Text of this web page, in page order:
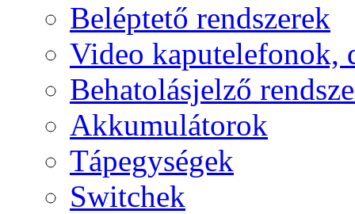
Beléptető rendszerek
Video kaputelefonok,
Behatolásjelző
Akkumulátorok
Tápegységek
Switchek